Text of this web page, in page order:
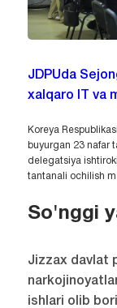
JDPUda
xalqaro IT va
Koreya
buyurgan 23 nafar
delegatsiya
tantanali ochilish
So'nggi
Jizzax davlat
ishlari olib